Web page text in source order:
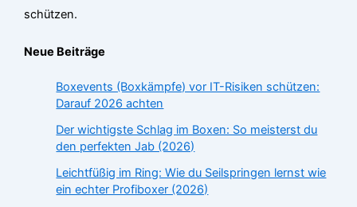
schützen.
Neue Beiträge
Boxevents (Boxkämpfe) vor IT-Risiken schützen:
Darauf 2026 achten
Der wichtigste Schlag im Boxen: So meisterst du
den perfekten Jab (2026)
Leichtfüßig im Ring: Wie du Seilspringen lernst wie
ein echter Profiboxer (2026)